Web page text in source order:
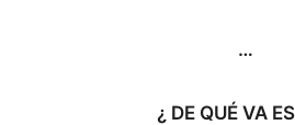
…
¿ DE QUÉ VA